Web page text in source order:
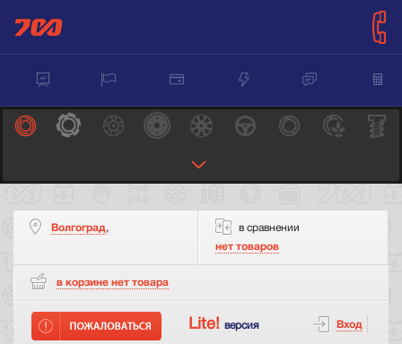
Волгоград,
в сравнении
нет товаров
в корзине нет товара
Lite! версия Вход